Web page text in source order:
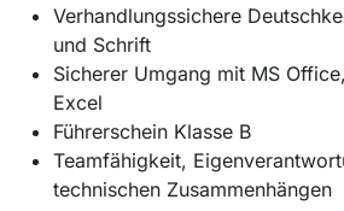
Verhandlungssichere
und Schrift
Sicherer Umgang mit MS
Excel
Führerschein Klasse B
Teamfähigkeit,
technischen Zusammenhängen